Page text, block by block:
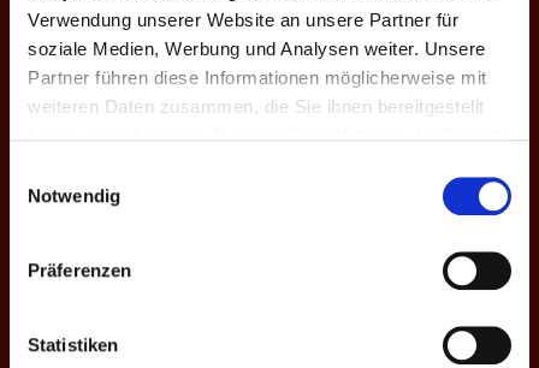
Verwendung unserer Website an unsere Partner für
soziale Medien, Werbung und Analysen weiter. Unsere
Partner führen diese Informationen möglicherweise mit
weiteren Daten zusammen, die Sie ihnen bereitgestellt
Notwendig
Präferenzen
Statistiken
DOPPEL-MATCHES
M # Spieler GP CD % Game-Scores %
2
Lea S. ♀
10:8 | 10:6 |
Johannes
Albrecht
D3
4
84
44
±0